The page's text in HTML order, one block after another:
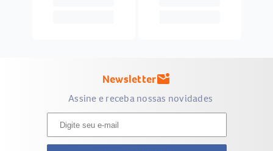
Newslettermark_email_unread
Assine e receba nossas novidades